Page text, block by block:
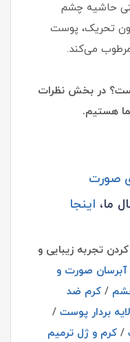
حاشیه چشم
تحریک، پوست
می‌کند.
در بخش نظرات
هستیم.
صورت
ما، اینجا
تجربه زیبایی و
صورت و
/ کرم ضد
لایه بردار پوست /
/ کرم و ژل ترمیم